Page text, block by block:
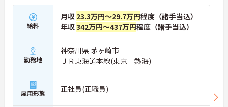
給料
月収 23.3万円～29.7万円程度（諸手当込）
年収342万円～437万円程度（諸手当込）
勤務地
神奈川県 茅ヶ崎市
ＪＲ東海道本線(東京－熱海)
雇用形態 正社員(正職員)